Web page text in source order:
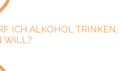
ICH ALKOHOL TRINKEN,
WILL?